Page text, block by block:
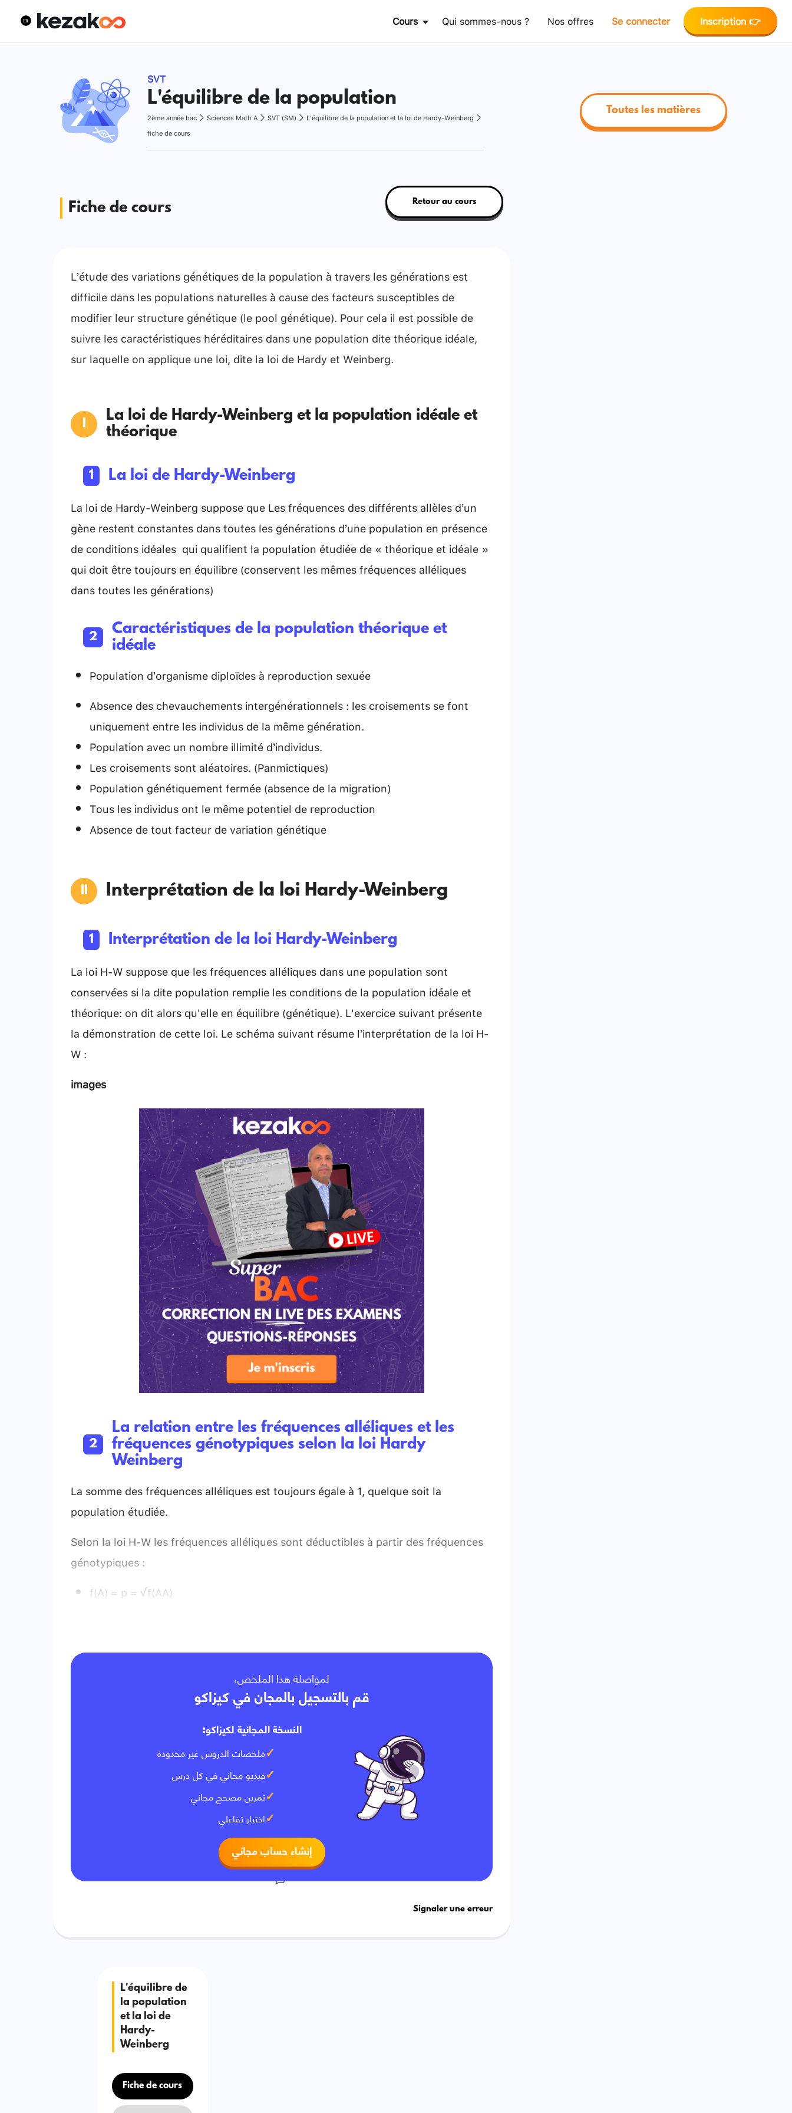
Cours Qui sommes-nous ? Nos offres Se connecter Inscription 👉
SVT
L'équilibre de la population
2ème année bac Sciences Math A SVT (SM)
L'équilibre de la population et la loi de Hardy-Weinberg
fiche de cours
Toutes les matières
Fiche de cours Retour au cours
L’étude des variations génétiques de la population à travers les générations est
difficile dans les populations naturelles à cause des facteurs susceptibles de
modifier leur structure génétique (le pool génétique). Pour cela il est possible de
suivre les caractéristiques héréditaires dans une population dite théorique idéale,
sur laquelle on applique une loi, dite la loi de Hardy et Weinberg.
La loi de Hardy-Weinberg et la population idéale et
théorique
La loi de Hardy-Weinberg
La loi de Hardy-Weinberg suppose que Les fréquences des différents allèles d’un
gène restent constantes dans toutes les générations d’une population en présence
de conditions idéales qui qualifient la population étudiée de « théorique et idéale »
qui doit être toujours en équilibre (conservent les mêmes fréquences alléliques
dans toutes les générations)
Caractéristiques de la population théorique et
idéale
Population d’organisme diploïdes à reproduction sexuée
Absence des chevauchements intergénérationnels : les croisements se font
uniquement entre les individus de la même génération.
Population avec un nombre illimité d’individus.
Les croisements sont aléatoires. (Panmictiques)
Population génétiquement fermée (absence de la migration)
Tous les individus ont le même potentiel de reproduction
Absence de tout facteur de variation génétique
Interprétation de la loi Hardy-Weinberg
Interprétation de la loi Hardy-Weinberg
La loi H-W suppose que les fréquences alléliques dans une population sont
conservées si la dite population remplie les conditions de la population idéale et
théorique: on dit alors qu'elle en équilibre (génétique). L'exercice suivant présente
la démonstration de cette loi. Le schéma suivant résume l’interprétation de la loi H-
W :
images
La relation entre les fréquences alléliques et les
fréquences génotypiques selon la loi Hardy
Weinberg
La somme des fréquences alléliques est toujours égale à 1, quelque soit la
population étudiée.
Selon la loi H-W les fréquences alléliques sont déductibles à partir des fréquences
génotypiques :
f(A) = p = √f(AA)
لمواصلة هذا الملخص،
قم بالتسجيل بالمجان في كيزاكو
النسخة المجانية لكيزاكو:
ملخصات الدروس غير محدودة
فيديو مجاني في كل درس
تمرين مصحح مجاني
اختبار تفاعلي
إنشاء حساب مجاني
Signaler une erreur
L'équilibre de
la population
et la loi de
Hardy-
Weinberg
Fiche de cours